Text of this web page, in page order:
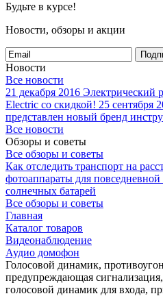
Будьте в курсе!
Новости, обзоры и акции
Новости
Все новости
21 декабря 2016 Электрический
Electric со скидкой! 25 сентября
представлен новый бренд
Все новости
Обзоры и советы
Все обзоры и советы
Как отследить транспорт на
фотоаппараты для повседневной
солнечных батарей
Все обзоры и советы
Главная
Каталог товаров
Видеонаблюдение
Аудио домофон
Голосовой динамик,
предупреждающая
голосовой динамик для входа,